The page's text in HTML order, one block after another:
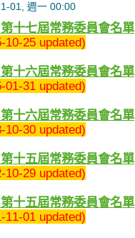
01, 週一 00:00
第十七屆常務委員會名單
10-25 updated)
第十六屆常務委員會名單
01-31 updated)
第十六屆常務委員會名單
10-30 updated)
第十五屆常務委員會名單
10-29 updated)
第十五屆常務委員會名單
11-01 updated)